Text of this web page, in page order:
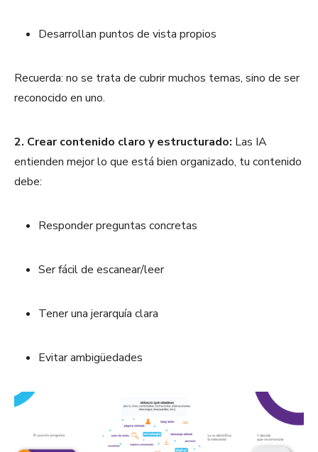
Desarrollan puntos de vista propios
Recuerda: no se trata de cubrir muchos temas, sino de ser
reconocido en uno.
2. Crear contenido claro y estructurado: Las IA
entienden mejor lo que está bien organizado, tu contenido
debe:
Responder preguntas concretas
Ser fácil de escanear/leer
Tener una jerarquía clara
Evitar ambigüedades